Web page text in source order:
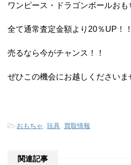
ワンピース・ドラゴンボールおも
全て通常査定金額より20％UP！
売るなら今がチャンス！！
ぜひこの機会にお越しくださいま
-おもちゃ 玩具 買取情報
関連記事